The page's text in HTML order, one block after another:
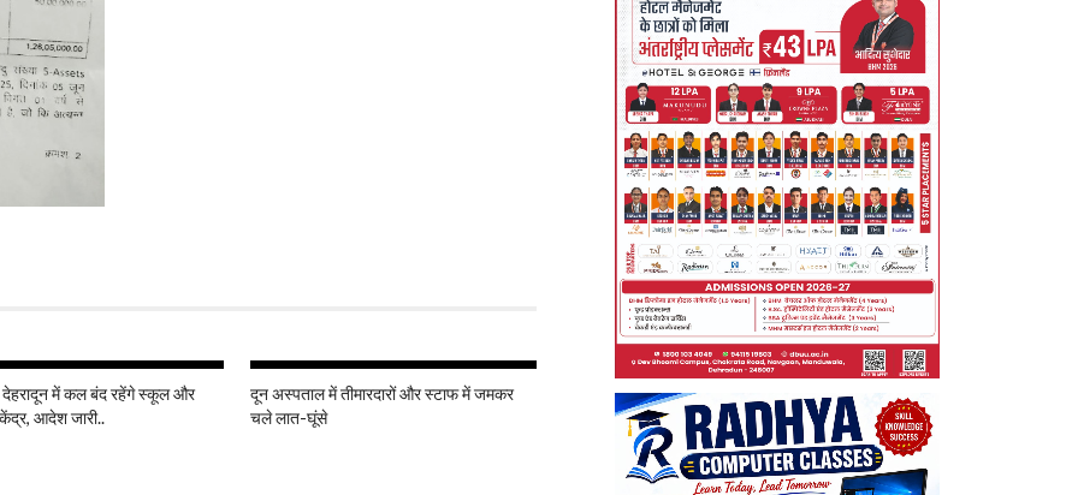
देहरादून में कल बंद रहेंगे स्कूल और
आदेश जारी..
दून अस्पताल में तीमारदारों और स्टाफ में जमकर
चले लात-घूंसे